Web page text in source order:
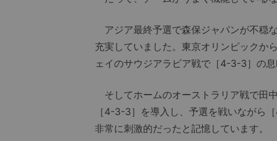
アジア最終予選で森保ジャパンが不穏
充実していました。東京オリンピックか
ェイのサウジアラビア戦で［4-3-3］の息
そしてホームのオーストラリア戦で田
［4-3-3］を導入し、予選を戦いながら
非常に刺激的だったと記憶しています。